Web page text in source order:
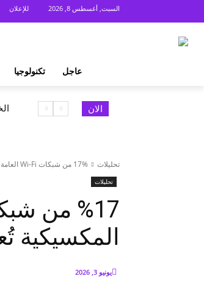
السبت, أغسطس 8, 2026 للإعلان
عاجل تكنولوجيا
الان
تحليلات %17 من شبكات Wi-Fi العامة في كبرى المدن المكسيكية تُعد غير آمنة
تحليلات
المكسيكية
يونيو 3, 2026